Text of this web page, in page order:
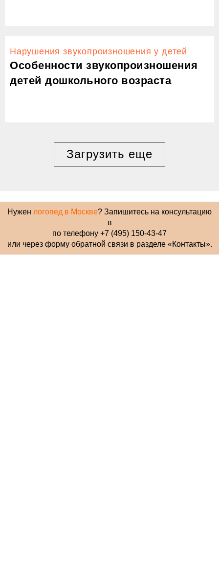
Нарушения звукопроизношения у детей
Особенности звукопроизношения
детей дошкольного возраста
Загрузить еще
Нужен логопед в Москве? Запишитесь на консультацию
в
по телефону +7 (495) 150-43-47
или через форму обратной связи в разделе «Контакты».